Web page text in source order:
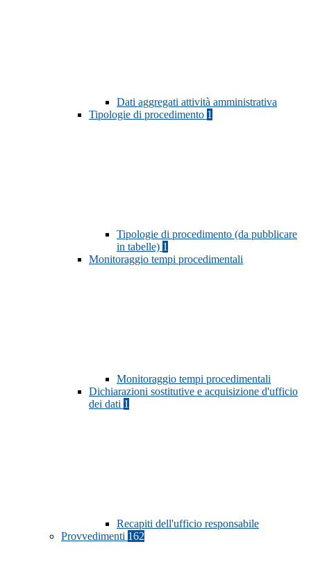
Dati aggregati attività amministrativa
Tipologie di procedimento 1
Tipologie di procedimento (da pubblicare
in tabelle) 1
Monitoraggio tempi procedimentali
Monitoraggio tempi procedimentali
Dichiarazioni sostitutive e acquisizione d'ufficio
dei dati 1
Recapiti dell'ufficio responsabile
Provvedimenti 162